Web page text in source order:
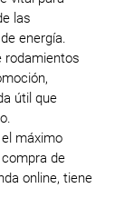
las
energía.
rodamientos
útil que
máximo
de
online, tiene